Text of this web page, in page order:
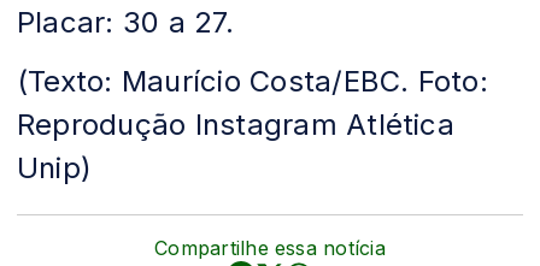
Placar: 30 a 27.
(Texto: Maurício Costa/EBC. Foto:
Reprodução Instagram Atlética
Unip)
Compartilhe essa notícia